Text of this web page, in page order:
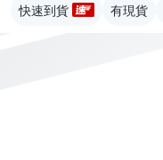
快速到貨 有現貨